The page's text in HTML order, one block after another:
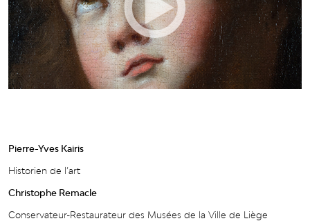
Pierre-Yves Kairis
Historien de l’art
Christophe Remacle
Conservateur-Restaurateur des Musées de la Ville de Liège